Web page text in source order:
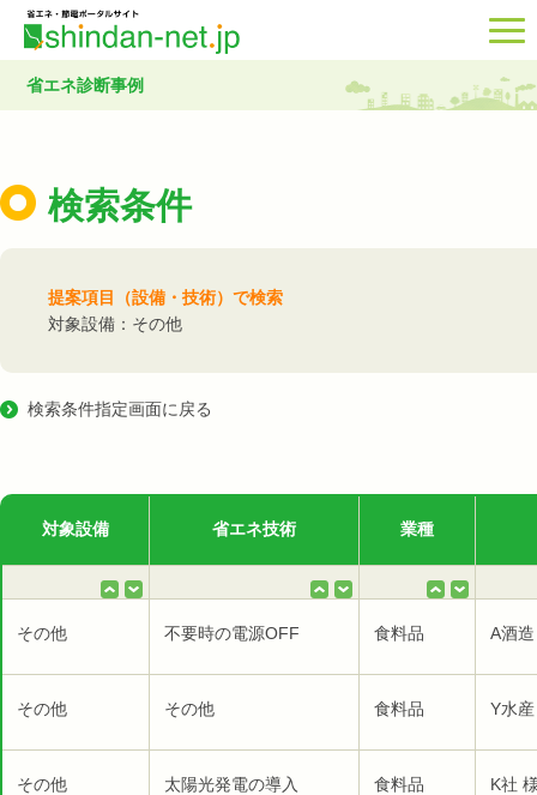
省エネ診断事例
検索条件
提案項目（設備・技術）で検索
対象設備：その他
検索条件指定画面に戻る
対象設備 省エネ技術 業種
その他 不要時の電源OFF 食料品 A酒
その他 その他 食料品 Y水
その他 太陽光発電の導入 食料品 K社